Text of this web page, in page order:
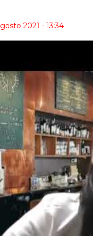
2021 - 13:34